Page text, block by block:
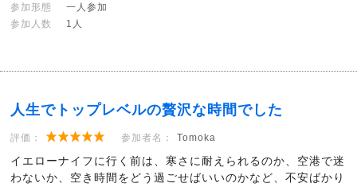
参加形態
一人参加
参加人数
1人
人生でトップレベルの贅沢な時間でした
評価： 参加者名： Tomoka
イエローナイフに行く前は、寒さに耐えられるのか、空港で迷
わないか、空き時間をどう過ごせばいいのかなど、不安ばかり